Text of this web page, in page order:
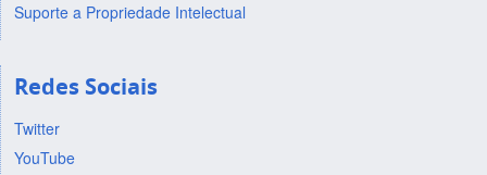
Suporte a Propriedade Intelectual
Redes Sociais
Twitter
YouTube